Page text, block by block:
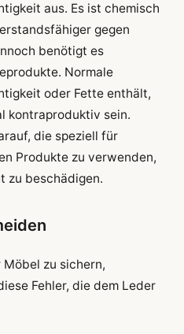
aus. Es ist chemisch
gegen
benötigt es
Normale
oder Fette enthält,
kontraproduktiv sein.
die speziell für
Produkte zu verwenden,
zu beschädigen.
zu sichern,
Fehler, die dem Leder